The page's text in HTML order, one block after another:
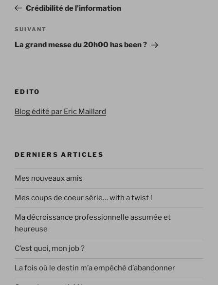
l’article
précédent
Crédibilité de l’information
Article
suivant
SUIVANT
La grand messe du 20h00 has been ?
EDITO
Blog édité par Eric Maillard
DERNIERS ARTICLES
Mes nouveaux amis
Mes coups de coeur série… with a twist !
Ma décroissance professionnelle assumée et
heureuse
C’est quoi, mon job ?
La fois où le destin m’a empêché d’abandonner